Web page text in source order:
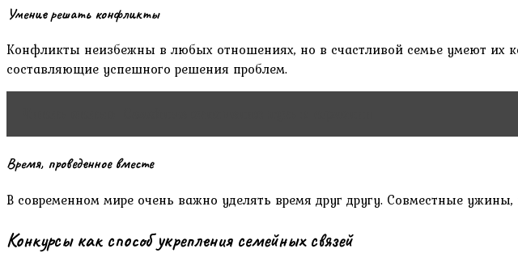
Умение решать конфликты
Конфликты неизбежны в любых отношениях, но в счастливой семье умеют их
составляющие успешного решения проблем.
Время, проведенное вместе
В современном мире очень важно уделять время друг другу. Совместные
Конкурсы как способ укрепления семейных связей